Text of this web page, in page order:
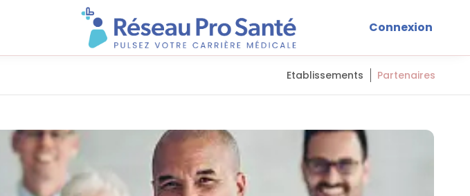
Connexion
Etablissements Partenaires